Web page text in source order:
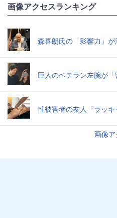
画像アクセスランキング
森喜朗氏の「影響力」
巨人のベテラン左腕が
性被害者の友人「ラッキ
画像